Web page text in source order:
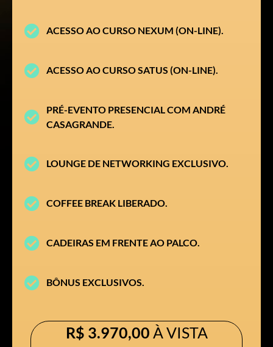
ACESSO AO CURSO NEXUM (ON-LINE).
ACESSO AO CURSO SATUS (ON-LINE).
PRÉ-EVENTO PRESENCIAL COM ANDRÉ
CASAGRANDE.
LOUNGE DE NETWORKING EXCLUSIVO.
COFFEE BREAK LIBERADO.
CADEIRAS EM FRENTE AO PALCO.
BÔNUS EXCLUSIVOS.
R$ 3.970,00 À VISTA